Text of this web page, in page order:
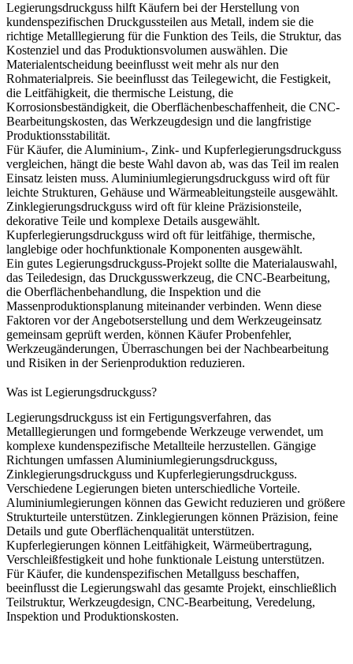
Legierungsdruckguss hilft Käufern bei der Herstellung von
kundenspezifischen Druckgussteilen aus Metall, indem sie die
richtige Metalllegierung für die Funktion des Teils, die Struktur, das
Kostenziel und das Produktionsvolumen auswählen. Die
Materialentscheidung beeinflusst weit mehr als nur den
Rohmaterialpreis. Sie beeinflusst das Teilegewicht, die Festigkeit,
die Leitfähigkeit, die thermische Leistung, die
Korrosionsbeständigkeit, die Oberflächenbeschaffenheit, die CNC-
Bearbeitungskosten, das Werkzeugdesign und die langfristige
Produktionsstabilität.
Für Käufer, die Aluminium-, Zink- und Kupferlegierungsdruckguss
vergleichen, hängt die beste Wahl davon ab, was das Teil im realen
Einsatz leisten muss. Aluminiumlegierungsdruckguss wird oft für
leichte Strukturen, Gehäuse und Wärmeableitungsteile ausgewählt.
Zinklegierungsdruckguss wird oft für kleine Präzisionsteile,
dekorative Teile und komplexe Details ausgewählt.
Kupferlegierungsdruckguss wird oft für leitfähige, thermische,
langlebige oder hochfunktionale Komponenten ausgewählt.
Ein gutes Legierungsdruckguss-Projekt sollte die Materialauswahl,
das Teiledesign, das Druckgusswerkzeug, die CNC-Bearbeitung,
die Oberflächenbehandlung, die Inspektion und die
Massenproduktionsplanung miteinander verbinden. Wenn diese
Faktoren vor der Angebotserstellung und dem Werkzeugeinsatz
gemeinsam geprüft werden, können Käufer Probenfehler,
Werkzeugänderungen, Überraschungen bei der Nachbearbeitung
und Risiken in der Serienproduktion reduzieren.
Was ist Legierungsdruckguss?
Legierungsdruckguss ist ein Fertigungsverfahren, das
Metalllegierungen und formgebende Werkzeuge verwendet, um
komplexe kundenspezifische Metallteile herzustellen. Gängige
Richtungen umfassen Aluminiumlegierungsdruckguss,
Zinklegierungsdruckguss und Kupferlegierungsdruckguss.
Verschiedene Legierungen bieten unterschiedliche Vorteile.
Aluminiumlegierungen können das Gewicht reduzieren und größere
Strukturteile unterstützen. Zinklegierungen können Präzision, feine
Details und gute Oberflächenqualität unterstützen.
Kupferlegierungen können Leitfähigkeit, Wärmeübertragung,
Verschleißfestigkeit und hohe funktionale Leistung unterstützen.
Für Käufer, die kundenspezifischen Metallguss beschaffen,
beeinflusst die Legierungswahl das gesamte Projekt, einschließlich
Teilstruktur, Werkzeugdesign, CNC-Bearbeitung, Veredelung,
Inspektion und Produktionskosten.